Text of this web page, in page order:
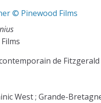
de
West ; Grande-